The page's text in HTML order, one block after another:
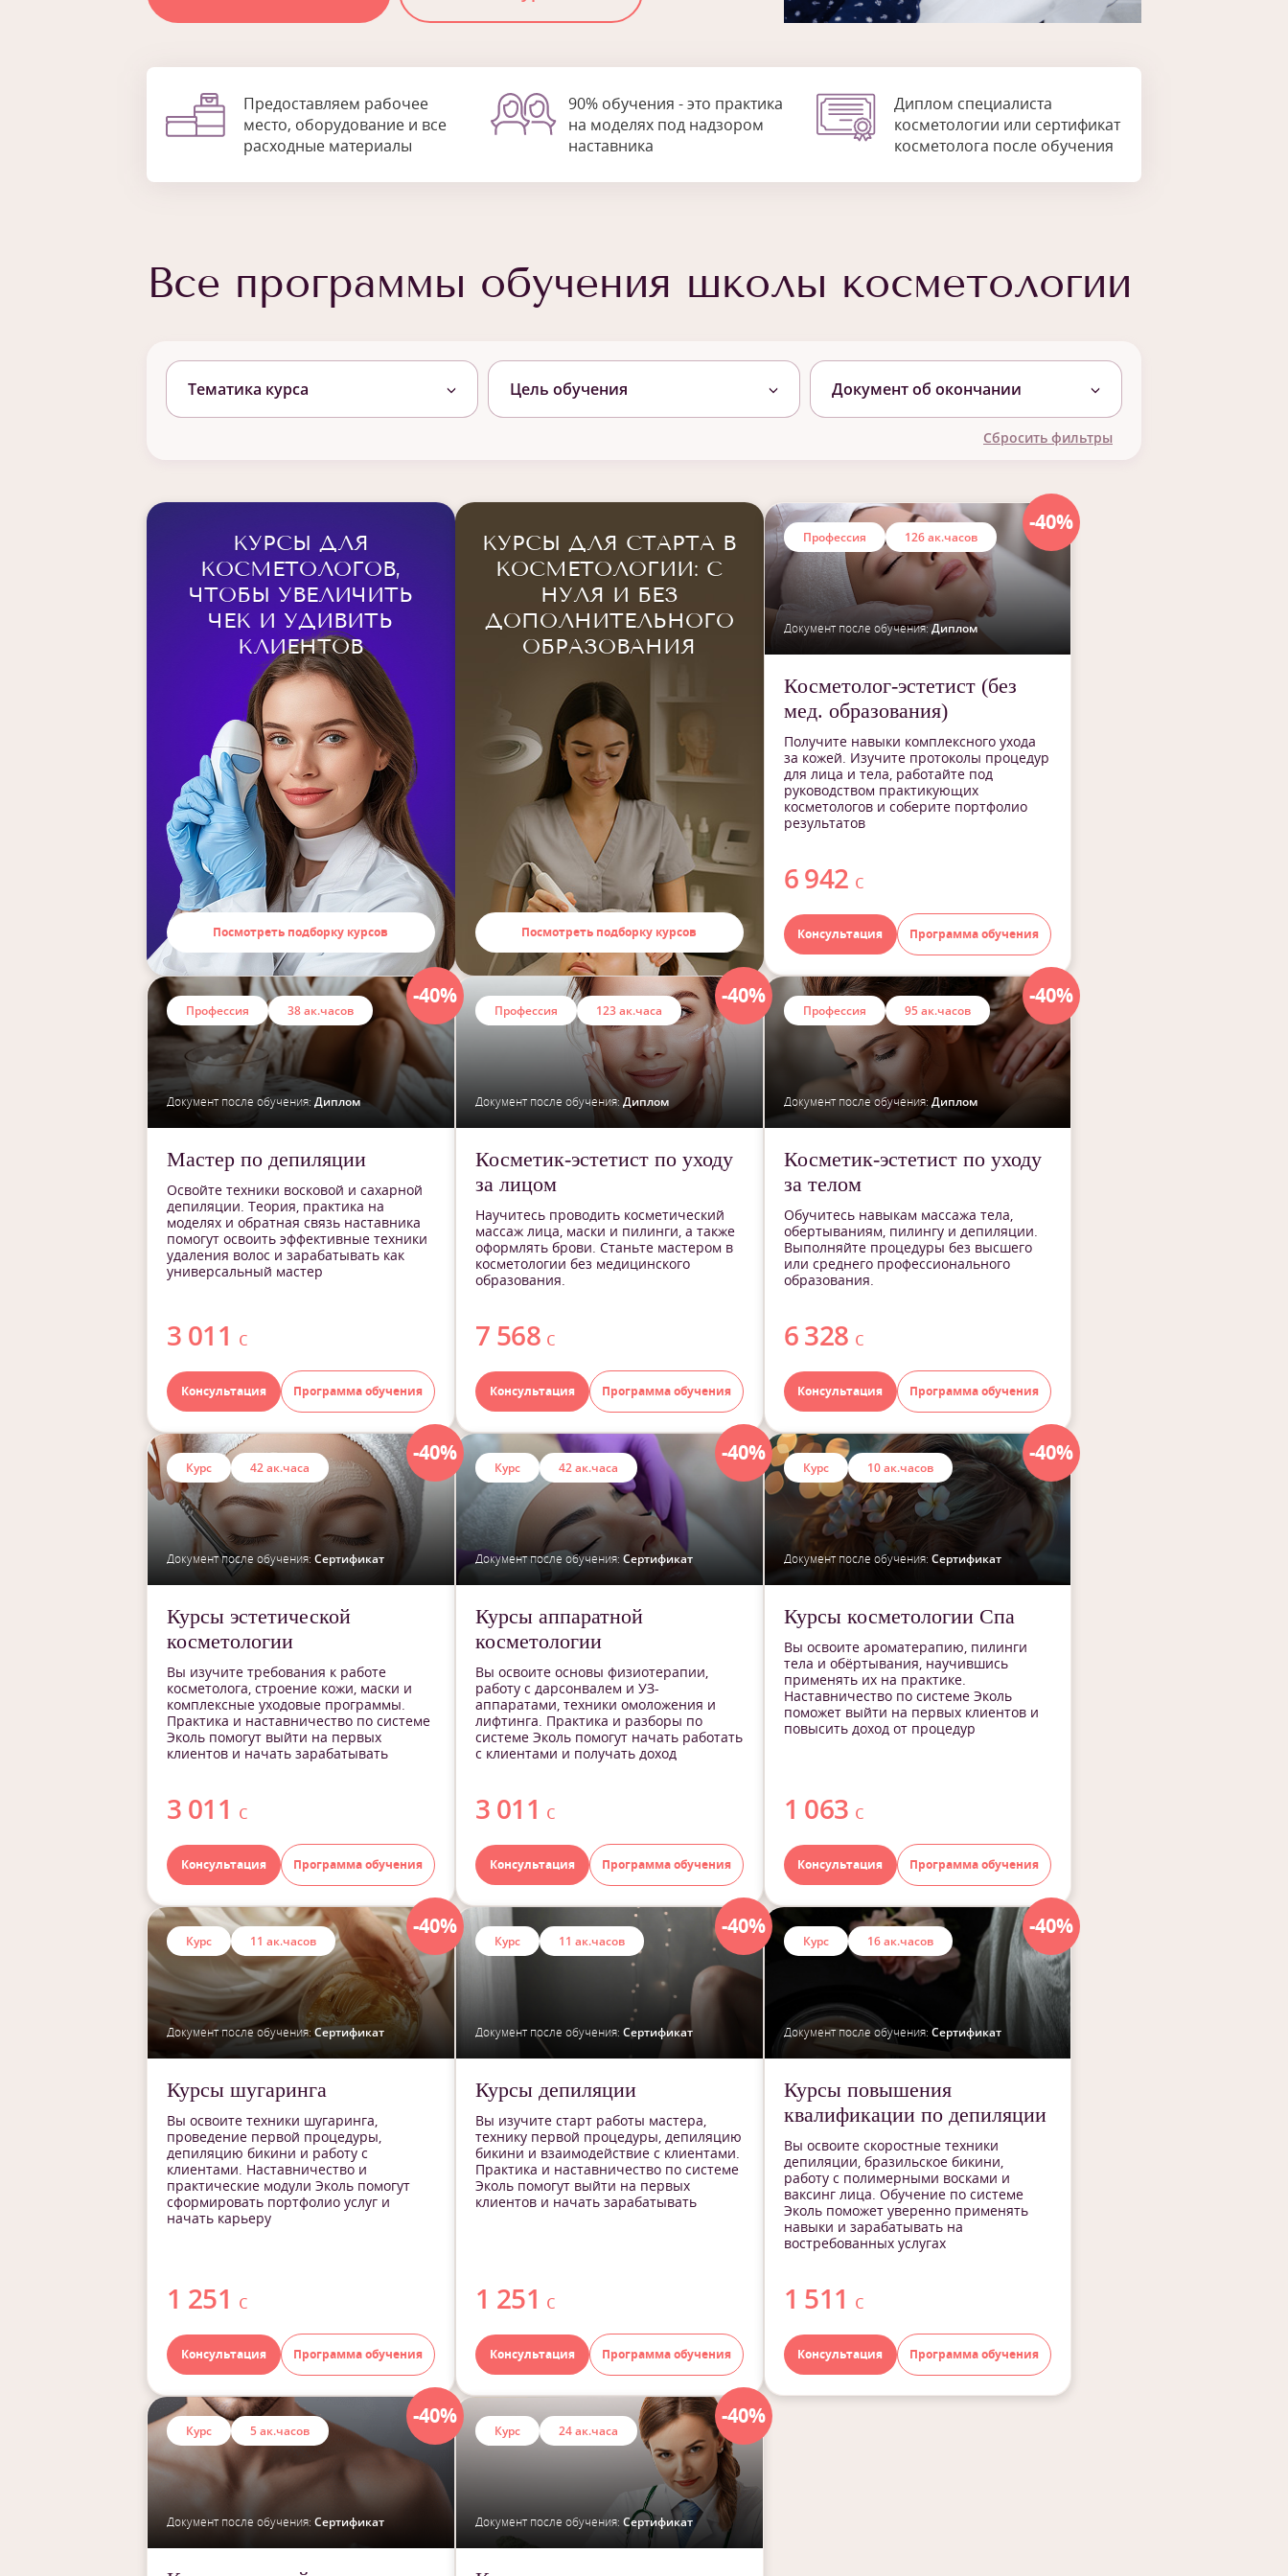
Предоставляем рабочее
место, оборудование и все
расходные материалы
90% обучения - это практика
на моделях под надзором
наставника
Диплом специалиста
косметологии или сертификат
косметолога после обучения
Все программы обучения школы косметологии
Тематика курса
Эстетическая косметология
Депиляция
массажист
Шугаринг
Повышение квалификации по
депиляции
Мужская депиляция
Диетология
Нутрициология
Цель обучения
Повышение квалификации
Документ об окончании
Сбросить фильтры
КУРСЫ ДЛЯ
КОСМЕТОЛОГОВ,
ЧТОБЫ УВЕЛИЧИТЬ
ЧЕК И УДИВИТЬ
КЛИЕНТОВ
Посмотреть подборку курсов
КУРСЫ ДЛЯ СТАРТА В
КОСМЕТОЛОГИИ: С
НУЛЯ И БЕЗ
ДОПОЛНИТЕЛЬНОГО
ОБРАЗОВАНИЯ
Посмотреть подборку курсов
-40%
Профессия 126 ак.часов
Документ после обучения:Диплом
Косметолог-эстетист (без
мед. образования)
Получите навыки комплексного ухода
за кожей. Изучите протоколы процедур
для лица и тела, работайте под
руководством практикующих
косметологов и соберите портфолио
результатов
6 942 с
Консультация Программа обучения
-40%
Профессия 38 ак.часов
Документ после обучения: Диплом
Мастер по депиляции
Освойте техники восковой и сахарной
депиляции. Теория, практика на
моделях и обратная связь наставника
помогут освоить эффективные техники
удаления волос и зарабатывать как
универсальный мастер
3 011 с
Консультация Программа обучения
-40%
Профессия 123 ак.часа
Документ после обучения: Диплом
Косметик-эстетист по уходу
за лицом
Научитесь проводить косметический
массаж лица, маски и пилинги, а также
оформлять брови. Станьте мастером в
косметологии без медицинского
образования.
7 568 с
Консультация Программа обучения
-40%
Профессия 95 ак.часов
Документ после обучения: Диплом
Косметик-эстетист по уходу
за телом
Обучитесь навыкам массажа тела,
обертываниям, пилингу и депиляции.
Выполняйте процедуры без высшего
или среднего профессионального
образования.
6 328 с
Консультация Программа обучения
-40%
Курс 42 ак.часа
Документ после обучения: Сертификат
Курсы эстетической
косметологии
Вы изучите требования к работе
косметолога, строение кожи, маски и
комплексные уходовые программы.
Практика и наставничество по системе
Эколь помогут выйти на первых
клиентов и начать зарабатывать
3 011 с
Консультация Программа обучения
-40%
Курс 42 ак.часа
Документ после обучения: Сертификат
Курсы аппаратной
косметологии
Вы освоите основы физиотерапии,
работу с дарсонвалем и УЗ-
аппаратами, техники омоложения и
лифтинга. Практика и разборы по
системе Эколь помогут начать работать
с клиентами и получать доход
3 011 с
Консультация Программа обучения
-40%
Курс 10 ак.часов
Документ после обучения: Сертификат
Курсы косметологии Спа
Вы освоите ароматерапию, пилинги
тела и обёртывания, научившись
применять их на практике.
Наставничество по системе Эколь
поможет выйти на первых клиентов и
повысить доход от процедур
1 063 с
Консультация Программа обучения
-40%
Курс 11 ак.часов
Документ после обучения: Сертификат
Курсы шугаринга
Вы освоите техники шугаринга,
проведение первой процедуры,
депиляцию бикини и работу с
клиентами. Наставничество и
практические модули Эколь помогут
сформировать портфолио услуг и
начать карьеру
1 251 с
Консультация Программа обучения
-40%
Курс 11 ак.часов
Документ после обучения: Сертификат
Курсы депиляции
Вы изучите старт работы мастера,
технику первой процедуры, депиляцию
бикини и взаимодействие с клиентами.
Практика и наставничество по системе
Эколь помогут выйти на первых
клиентов и начать зарабатывать
1 251 с
Консультация Программа обучения
-40%
Курс 16 ак.часов
Документ после обучения: Сертификат
Курсы повышения
квалификации по депиляции
Вы освоите скоростные техники
депиляции, бразильское бикини,
работу с полимерными восками и
ваксинг лица. Обучение по системе
Эколь поможет уверенно применять
навыки и зарабатывать на
востребованных услугах
1 511 с
Консультация Программа обучения
-40%
Курс 5 ак.часов
Документ после обучения: Сертификат
-40%
Курс 24 ак.часа
Документ после обучения: Сертификат